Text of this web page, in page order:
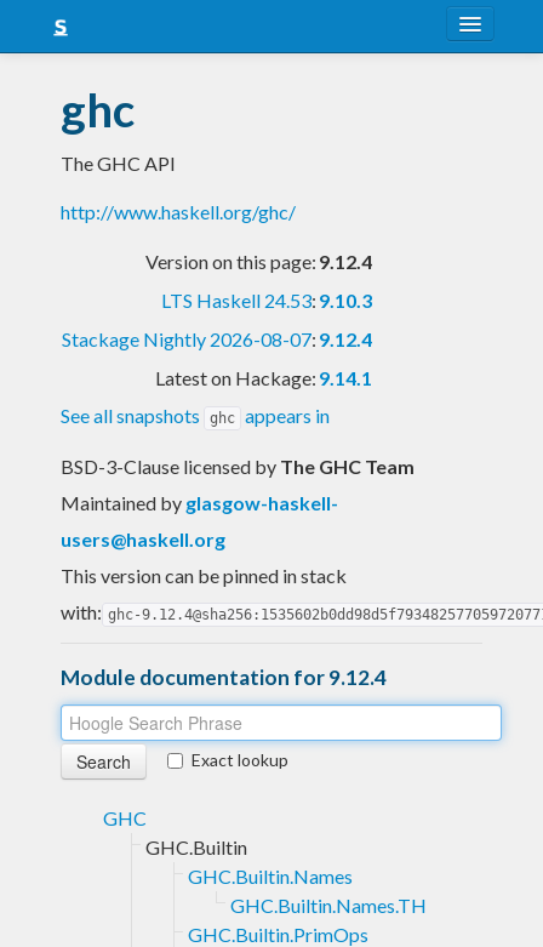
Snapshots
LTS
Nightly
ghc
The GHC API
http://www.haskell.org/ghc/
Version on this page: 9.12.4
LTS Haskell 24.53: 9.10.3
Stackage Nightly 2026-08-07: 9.12.4
Latest on Hackage: 9.14.1
See all snapshots
ghc appears in
BSD-3-Clause licensed by The GHC Team
Maintained by glasgow-haskell-
users@haskell.org
This version can be pinned in stack
with: ghc-
Module documentation for 9.12.4
Exact lookup
GHC
GHC.Builtin
GHC.Builtin.Names
GHC.Builtin.Names.TH
GHC.Builtin.PrimOps